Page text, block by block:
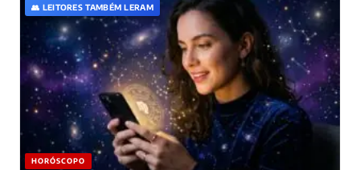
👥 LEITORES TAMBÉM LERAM
HORÓSCOPO